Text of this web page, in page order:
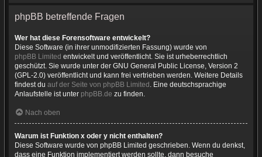
phpBB betreffende Fragen
Wer hat diese Forensoftware entwickelt?
Diese Software (in ihrer unmodifizierten Fassung) wurde von
phpBB Limited entwickelt und veröffentlicht. Sie ist urheberrechtlich
geschützt. Sie wurde unter der GNU General Public License, Version 2
(GPL-2.0) veröffentlicht und kann frei vertrieben werden. Weitere Details
findest du auf der Seite von phpBB Limited . Eine deutschsprachige
Anlaufstelle ist unter phpBB.de zu finden.
Nach oben
Warum ist Funktion x oder y nicht enthalten?
Diese Software wurde von phpBB Limited geschrieben. Wenn du denkst,
dass eine Funktion implementiert werden sollte, dann besuche